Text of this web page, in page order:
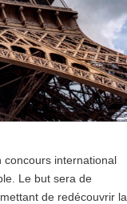
concours international
Le but sera de
de redécouvrir la